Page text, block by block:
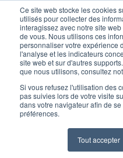
Ce site web stocke les cookies
utilisés pour collecter des
interagissez avec notre site
de vous. Nous utilisons ces
personnaliser votre expérience
l'analyse et les indicateurs
site web et sur d'autres
que nous utilisons, consultez
Si vous refusez l'utilisation des
pas suivies lors de votre visite
dans votre navigateur afin de
préférences.
Tout accepter
L’IMMOBILIER
DANS UNE
Rejoignez le premier